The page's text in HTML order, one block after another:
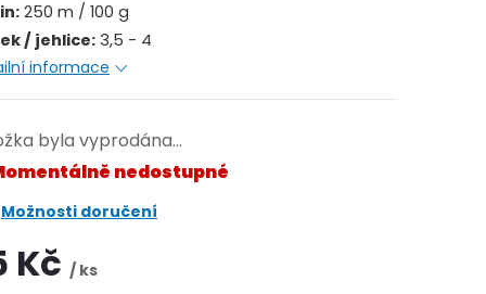
250 m / 100 g
/ jehlice: 3,5 - 4
informace
byla vyprodána…
nedostupné
Možnosti doručení
Kč / ks